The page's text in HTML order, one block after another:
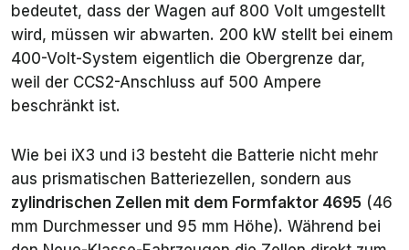
bedeutet, dass der Wagen auf 800 Volt umgestellt
wird, müssen wir abwarten. 200 kW stellt bei einem
400-Volt-System eigentlich die Obergrenze dar,
weil der CCS2-Anschluss auf 500 Ampere
beschränkt ist.
Wie bei iX3 und i3 besteht die Batterie nicht mehr
aus prismatischen Batteriezellen, sondern aus
zylindrischen Zellen mit dem Formfaktor 4695 (46
mm Durchmesser und 95 mm Höhe). Während bei